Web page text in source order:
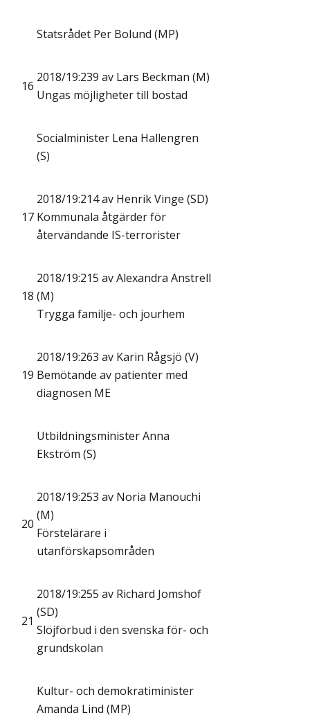
Statsrådet Per Bolund (MP)
16
2018/19:239 av Lars Beckman (M)
Ungas möjligheter till bostad
Socialminister Lena Hallengren
(S)
17
2018/19:214 av Henrik Vinge (SD)
Kommunala åtgärder för
återvändande IS-terrorister
18
2018/19:215 av Alexandra Anstrell
(M)
Trygga familje- och jourhem
19
2018/19:263 av Karin Rågsjö (V)
Bemötande av patienter med
diagnosen ME
Utbildningsminister Anna
Ekström (S)
20
2018/19:253 av Noria Manouchi
(M)
Förstelärare i
utanförskapsområden
21
2018/19:255 av Richard Jomshof
(SD)
Slöjförbud i den svenska för- och
grundskolan
Kultur- och demokratiminister
Amanda Lind (MP)